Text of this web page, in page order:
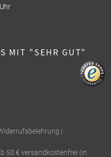
MIT "SEHR GUT"
|
50 € versandkostenfrei (in